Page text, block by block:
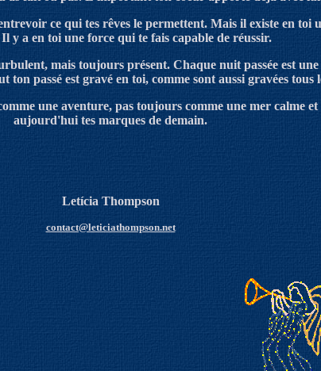
ce qui tes rêves le permettent. Mais il existe en toi
y a en toi une force qui te fais capable de réussir.
mais toujours présent. Chaque nuit passée est
ton passé est gravé en toi, comme sont aussi gravées tous
une aventure, pas toujours comme une mer calme
aujourd'hui tes marques de demain.
Letícia Thompson
contact@leticiathompson.net